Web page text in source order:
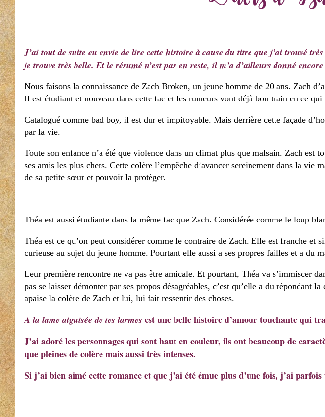
J’ai tout de suite eu envie de lire cette histoire à cause du titre que j’ai trouvé
je trouve très belle. Et le résumé n’est pas en reste, il m’a d’ailleurs donné
Nous faisons la connaissance de Zach Broken, un jeune homme de 20 ans. Zach
Il est étudiant et nouveau dans cette fac et les rumeurs vont déjà bon train en ce qui
Catalogué comme bad boy, il est dur et impitoyable. Mais derrière cette façade
par la vie.
Toute son enfance n’a été que violence dans un climat plus que malsain. Zach est
ses amis les plus chers. Cette colère l’empêche d’avancer sereinement dans la vie
de sa petite sœur et pouvoir la protéger.
Théa est aussi étudiante dans la même fac que Zach. Considérée comme le loup
Théa est ce qu’on peut considérer comme le contraire de Zach. Elle est franche et
curieuse au sujet du jeune homme. Pourtant elle aussi a ses propres failles et a du
Leur première rencontre ne va pas être amicale. Et pourtant, Théa va s’immiscer
pas se laisser démonter par ses propos désagréables, c’est qu’elle a du
apaise la colère de Zach et lui, lui fait ressentir des choses.
A la lame aiguisée de tes larmes est une belle histoire d’amour touchante qui
J’ai adoré les personnages qui sont haut en couleur, ils ont beaucoup de
que pleines de colère mais aussi très intenses.
Si j’ai bien aimé cette romance et que j’ai été émue plus d’une fois, j’ai